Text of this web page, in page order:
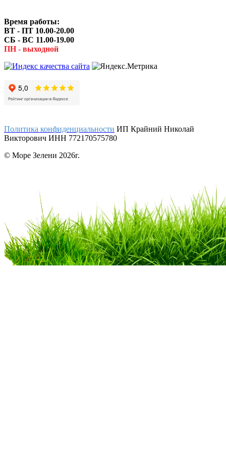
Время работы:
ВТ - ПТ 10.00-20.00
СБ - ВС 11.00-19.00
ПН - выходной
Политика конфиденциальности ИП Крайний Николай
Викторович ИНН 772170575780
© Море Зелени 2026г.